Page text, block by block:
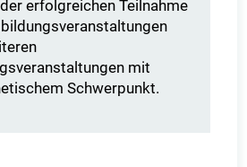
erfolgreichen Teilnahme
mit
Schwerpunkt.